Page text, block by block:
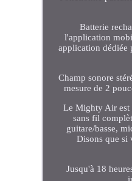
Batterie
l'application
application dédiée
Champ sonore
mesure de 2
Le Mighty Air est
sans fil
guitare/basse,
Disons que si
Jusqu'à 18